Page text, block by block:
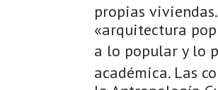
propias
«arquitectura
a lo popular y lo
académica. Las